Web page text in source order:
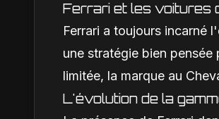
Ferrari et les voitures
Ferrari a toujours incarné
une stratégie bien
limitée, la marque au
L'évolution de la